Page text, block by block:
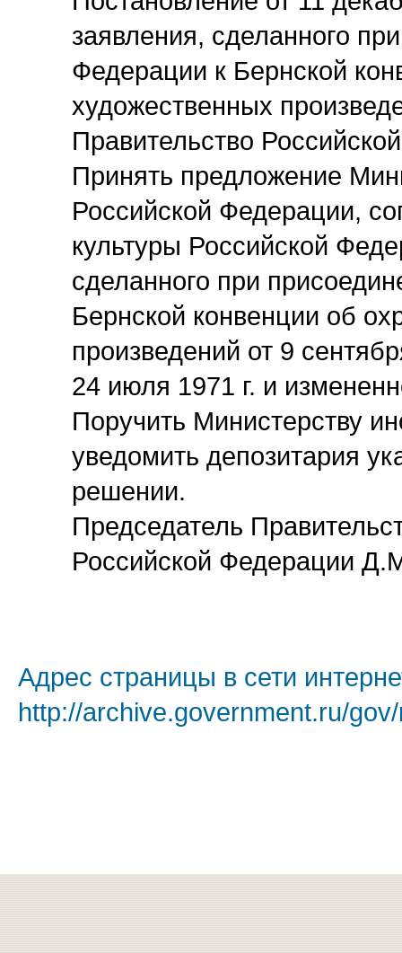
заявления, сделанного
Федерации к Бернской
художественных
Правительство
Принять предложение
Российской Федерации,
культуры Российской
сделанного при
Бернской конвенции об
произведений от 9
24 июля 1971 г. и
Поручить Министерству
уведомить депозитария
решении.
Председатель
Российской Федерации
Адрес страницы в сети
http://archive.government.ru/